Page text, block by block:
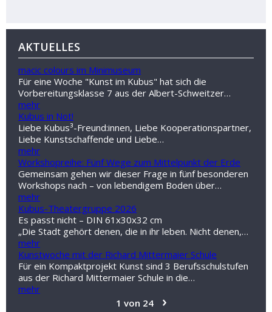
AKTUELLES
macic colours im Minimuseum
Für eine Woche "Kunst im Kubus" hat sich die
Vorbereitungsklasse 7 aus der Albert-Schweitzer…
mehr
Kubus in Not!
Liebe Kubus³-Freund:innen, Liebe Kooperationspartner,
Liebe Kunstschaffende und Liebe…
mehr
Workshopreihe: Fünf Wege zum Mittelpunkt der Erde
Gemeinsam gehen wir dieser Frage in fünf besonderen
Workshops nach – von lebendigem Boden über…
mehr
Kubus-Theatergruppe 2026
Es passt nicht – DIN 61x30x32 cm
„Die Stadt gehört denen, die in ihr leben. Nicht denen,…
mehr
Kunstwoche mit der Richard Mittermaier Schule
Für ein Kompaktprojekt Kunst sind 3 Berufsschulstufen
aus der Richard Mittermaier Schule in die…
mehr
1 von 24
›